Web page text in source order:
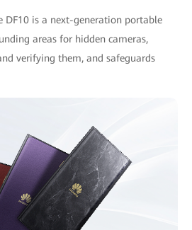
DF10 is a next-generation portable
areas for hidden cameras,
verifying them, and safeguards